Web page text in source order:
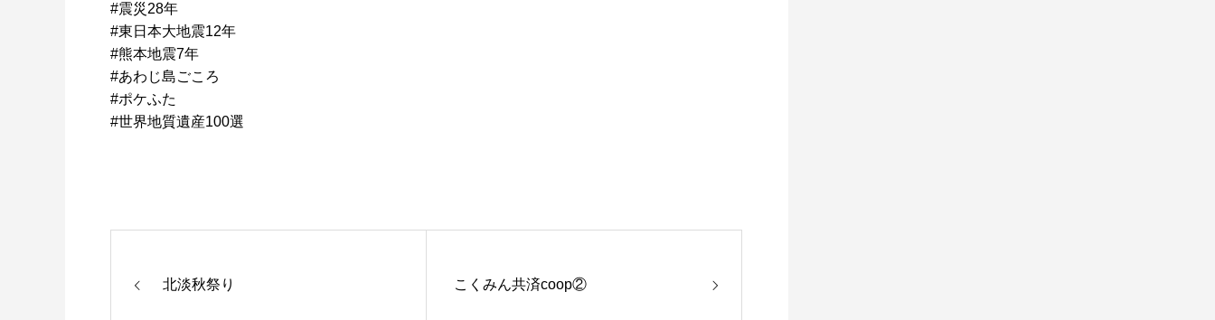
#震災28年
#東日本大地震12年
#熊本地震7年
#あわじ島ごころ
#ポケふた
#世界地質遺産100選
北淡秋祭り こくみん共済coop②